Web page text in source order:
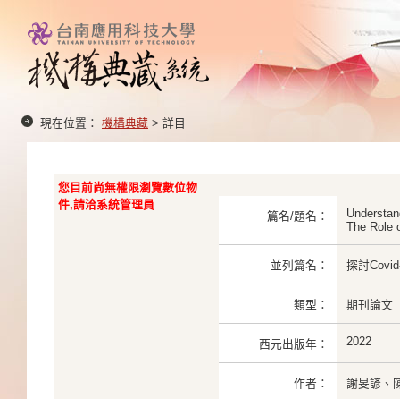
現在位置： 機構典藏 > 詳目
您目前尚無權限瀏覽數位物
件,請洽系統管理員
篇名/題名：
The Role
並列篇名： 探討
類型： 期刊論文
西元出版年： 2022
作者： 謝旻諺、